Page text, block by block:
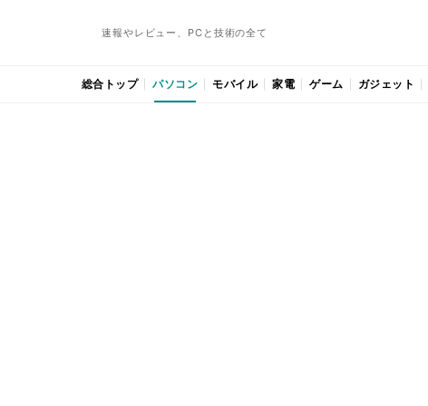
速報やレビュー、PCと技術の全て
総合トップ パソコン モバイル 家電 ゲーム ガジェット